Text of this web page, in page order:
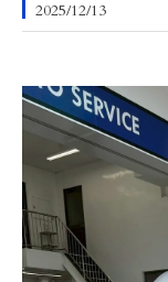
2025/12/13